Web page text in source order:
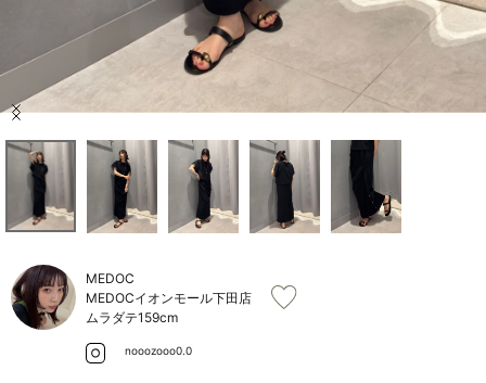
ブランド一覧
店舗検索
ご利用ガイド/ヘルプ
Item
MEDOC
MEDOCイオンモール下田店
ムラダテ159cm
nooozooo0.0